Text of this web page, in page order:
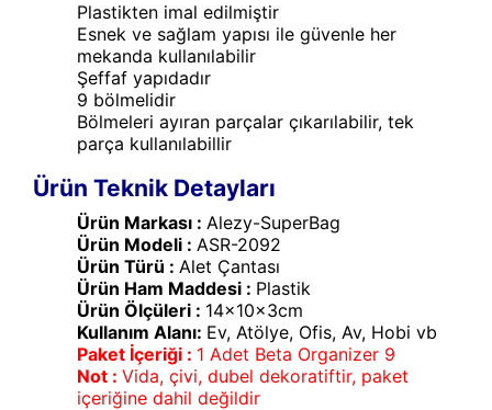
Plastikten imal edilmiştir
Esnek ve sağlam yapısı ile güvenle her
mekanda kullanılabilir
Şeffaf yapıdadır
9 bölmelidir
Bölmeleri ayıran parçalar çıkarılabilir, tek
parça kullanılabillir
Ürün Teknik Detayları
Ürün Markası : Alezy-SuperBag
Ürün Modeli : ASR-2092
Ürün Türü : Alet Çantası
Ürün Ham Maddesi : Plastik
Ürün Ölçüleri : 14x10x3cm
Kullanım Alanı: Ev, Atölye, Ofis, Av, Hobi vb
Paket İçeriği : 1 Adet Beta Organizer 9
Not : Vida, çivi, dubel dekoratiftir, paket
içeriğine dahil değildir